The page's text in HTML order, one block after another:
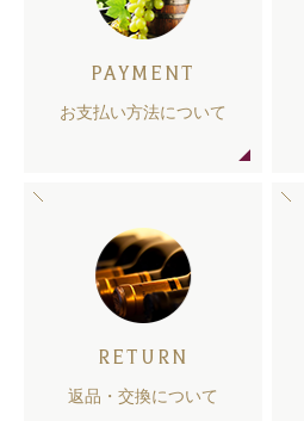
PAYMENT
お支払い方法について
RETURN
返品・交換について